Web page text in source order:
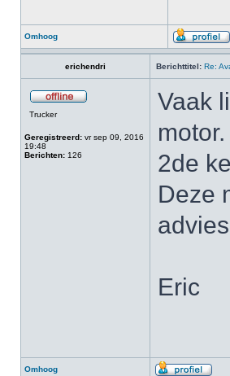
Omhoog
erichendri Berichttitel: Re:
Trucker
Geregistreerd: vr sep 09, 2016
19:48
Berichten: 126
Vaak
motor.
2de
Deze
Eric
Omhoog